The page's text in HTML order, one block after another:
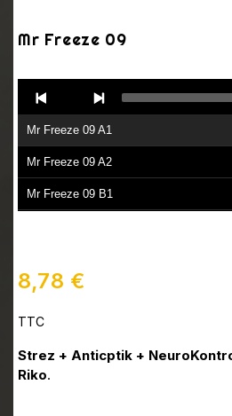
Mr Freeze 09
Player
Mr Freeze 09 A1
Mr Freeze 09 A2
Mr Freeze 09 B1
8,78 €
TTC
Strez + Anticptik +
Riko.